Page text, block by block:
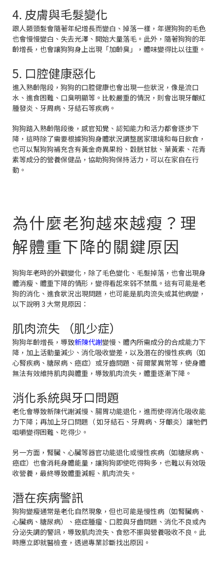
4. 皮膚與毛髮變化
跟人類頭髮會隨著年紀增長而變白、掉落一樣，年邁狗狗的毛色
也會慢慢變白、失去光澤、開始大量落毛。此外，隨著狗狗的年
齡增長，也會讓狗狗身上出現「加齡臭」，體味變得比以往重。
5. 口腔健康惡化
進入熟齡階段，狗狗的口腔健康也會出現一些狀況，像是流口
水、進食困難、口臭明顯等。比較嚴重的情況，則會出現牙齦紅
腫發炎、牙周病、牙結石等疾病。
狗狗踏入熟齡階段後，感官知覺、認知能力和活力都會逐步下
降，這時除了需要根據狗狗身體狀況調整居家環境和每日飲食，
也可以幫狗狗補充含有黃金奇異果粉、穀胱甘肽、葉黃素、花青
素等成分的營養保健品，協助狗狗保持活力，可以在家自在行
動。
為什麼老狗越來越瘦？理
解體重下降的關鍵原因
狗狗年老時的外觀變化，除了毛色變化、毛髮掉落，也會出現身
體消瘦、體重下降的情形，變得看起來弱不禁風。這有可能是老
狗的消化、進食狀況出現問題，也可能是肌肉流失或其他病變，
以下說明 3 大常見原因：
肌肉流失 （肌少症）
狗狗年齡增長，導致新陳代謝變慢、體內所需成分的合成能力下
降，加上活動量減少、消化吸收變差，以及潛在的慢性疾病（如
心腎疾病、糖尿病、癌症）或牙齒問題、荷爾蒙異常等，使身體
無法有效維持肌肉與體重，導致肌肉流失，體重逐漸下降。
消化系統與牙口問題
老化會導致新陳代謝減慢、腸胃功能退化，進而使得消化吸收能
力下降；再加上牙口問題（ 如牙結石、牙周病、牙齦炎）讓牠們
咀嚼變得困難、吃得少。
另一方面，腎臟、心臟等器官功能退化或慢性疾病（如糖尿病、
癌症）也會消耗身體能量，讓狗狗即使吃得夠多，也難以有效吸
收營養，最終導致體重減輕、肌肉流失。
潛在疾病警訊
狗狗變瘦通常是老化自然現象，但也可能是慢性病（如腎臟病、
心臟病、糖尿病）、癌症腫瘤、口腔與牙齒問題、消化不良或內
分泌失調的警訊，導致肌肉流失、食慾不振與營養吸收不良。此
時應立即就醫檢查，透過專業診斷找出原因。